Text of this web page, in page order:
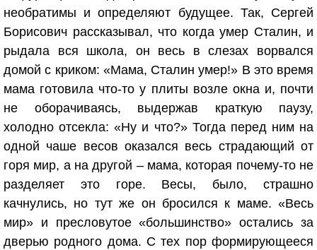
необратимы и определяют будущее. Так, Сергей
Борисович рассказывал, что когда умер Сталин, и
рыдала вся школа, он весь в слезах ворвался
домой с криком: «Мама, Сталин умер!» В это время
мама готовила что-то у плиты возле окна и, почти
не оборачиваясь, выдержав краткую паузу,
холодно отсекла: «Ну и что?» Тогда перед ним на
одной чаше весов оказался весь страдающий от
горя мир, а на другой – мама, которая почему-то не
разделяет это горе. Весы, было, страшно
качнулись, но тут же он бросился к маме. «Весь
мир» и пресловутое «большинство» остались за
дверью родного дома. С тех пор формирующееся